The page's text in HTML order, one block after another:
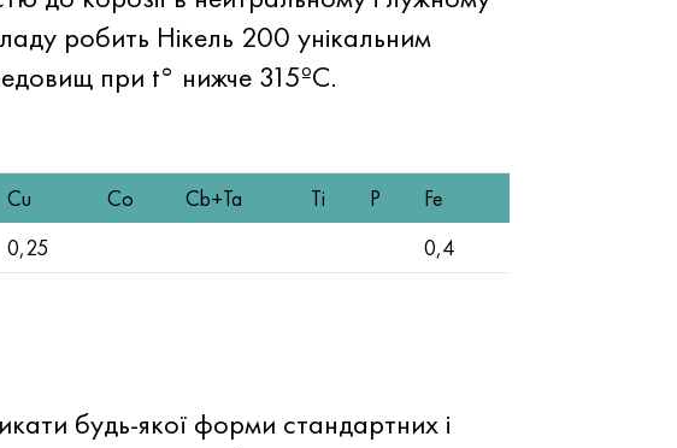
робить Нікель 200 унікальним
при t° нижче 315ºC.
Cu Co Cb+Ta Ti P
Fe
0,25 0,4
будь-якої форми стандартних і